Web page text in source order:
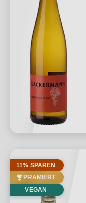
11% SPAREN
PRÄMIERT
VEGAN